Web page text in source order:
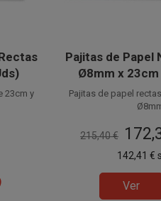
23cm y
de 100
Pajitas de Papel
Ø8mm x
Pajitas de papel
cañitas de papel
Disponible a la venta
100
215,40 €
142,41 €
Ver